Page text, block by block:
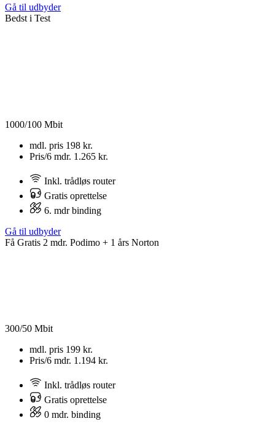
Gå til udbyder
Bedst i Test
1000/100 Mbit
mdl. pris 198 kr.
Pris/6 mdr. 1.265 kr.
Inkl. trådløs router
Gratis oprettelse
6. mdr binding
Gå til udbyder
Få Gratis 2 mdr. Podimo + 1 års Norton
300/50 Mbit
mdl. pris 199 kr.
Pris/6 mdr. 1.194 kr.
Inkl. trådløs router
Gratis oprettelse
0 mdr. binding